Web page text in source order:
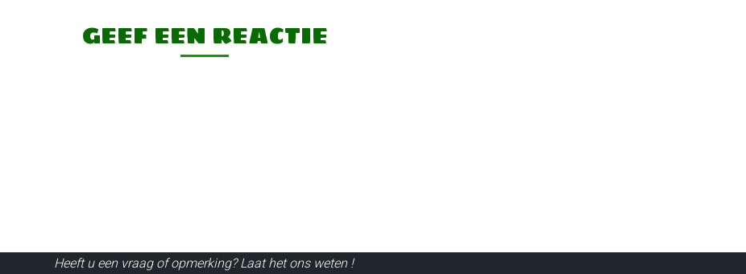
GEEF EEN REACTIE
Heeft u een vraag of opmerking? Laat het ons weten !